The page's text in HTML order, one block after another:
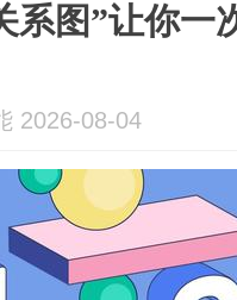
系图”让你一
2026-08-04